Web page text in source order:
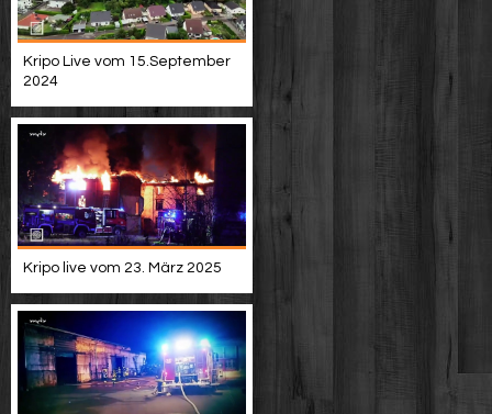
Kripo Live vom 15.September
2024
Kripo live vom 23. März 2025